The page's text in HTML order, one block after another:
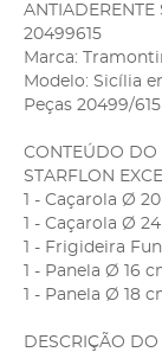
ANTIADERENTE
20499615
Marca:
Modelo: Sicília
Peças 20499/615
CONTEÚDO DO
STARFLON
1 - Caçarola Ø
1 - Caçarola Ø
1 - Frigideira
1 - Panela Ø 16
1 - Panela Ø 18
DESCRIÇÃO